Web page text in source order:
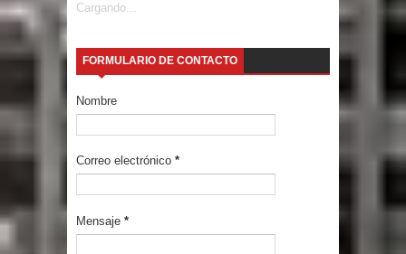
Cargando...
FORMULARIO DE CONTACTO
Nombre
Correo electrónico *
Mensaje *